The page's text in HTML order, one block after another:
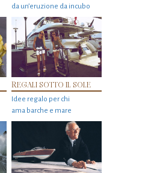
da un’eruzione da incubo
REGALI SOTTO IL SOLE
Idee regalo per chi
ama barche e mare